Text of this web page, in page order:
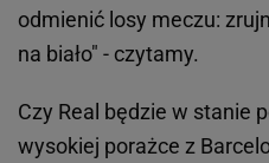
odmienić losy meczu:
na biało" - czytamy.
Czy Real będzie w stanie
wysokiej porażce z